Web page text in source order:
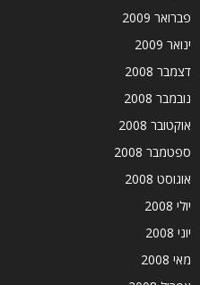
פברואר 2009
ינואר 2009
דצמבר 2008
נובמבר 2008
אוקטובר 2008
ספטמבר 2008
אוגוסט 2008
יולי 2008
יוני 2008
מאי 2008